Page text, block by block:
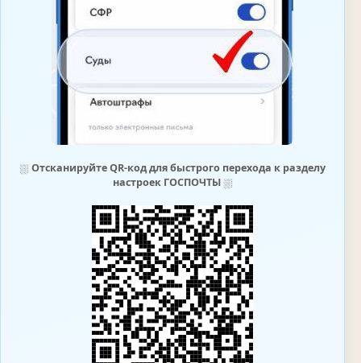
⛆ Отсканируйте QR-код для быстрого перехода к разделу
настроек ГОСПОЧТЫ⛆